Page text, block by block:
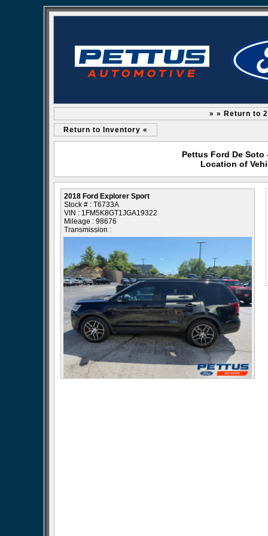
» » Return to
Return to Inventory «
Pettus Ford De Soto
Location of
2018 Ford Explorer Sport
Stock # : T6733A
VIN : 1FM5K8GT1JGA19322
Mileage : 98676
Transmission :